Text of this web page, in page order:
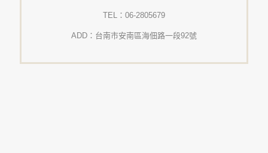
TEL：06-2805679
ADD：台南市安南區海佃路一段92號